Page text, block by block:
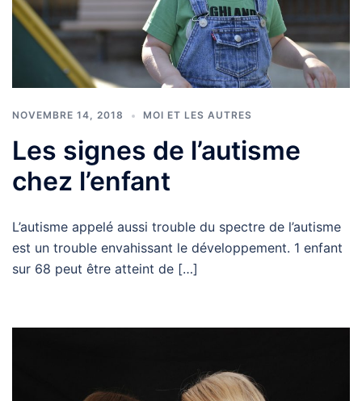
NOVEMBRE 14, 2018 MOI ET LES AUTRES
Les signes de l’autisme
chez l’enfant
L’autisme appelé aussi trouble du spectre de l’autisme
est un trouble envahissant le développement. 1 enfant
sur 68 peut être atteint de […]